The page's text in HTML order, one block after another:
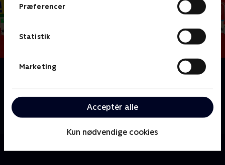
Præferencer
Statistik
Marketing
Acceptér alle
Kun nødvendige cookies
Om FIFA VM 2026 - Vejen til VM
komme til VM i fodbold? Det bliver der kigget
nærmere på i denne programrække, der også byder
på masser af spektakulære situationer og mål.